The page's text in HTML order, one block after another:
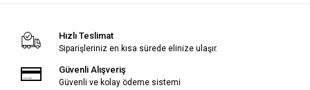
Hızlı Teslimat
Siparişleriniz en kısa sürede elinize ulaşır.
Güvenli Alışveriş
Güvenli ve kolay ödeme sistemi